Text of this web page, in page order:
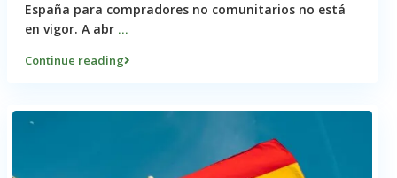
España para compradores no comunitarios no está
en vigor. A abr ...
Continue reading